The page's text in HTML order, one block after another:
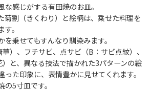
感じがする有田焼のお皿。
菊割（きくわり）と絵柄は、乗せた料理を
。
乗せてもすんなり馴染みます。
）、フチサビ、点サビ（B：サビ点紋）、
と、異なる技法で描かれた3パターンの絵
った印象に、表情豊かに見せてくれます。
5寸皿です。